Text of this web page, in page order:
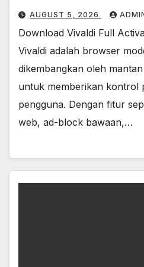
AUGUST 5, 2026
Download Vivaldi Full
Vivaldi adalah browser
dikembangkan oleh
untuk memberikan kontrol
pengguna. Dengan fitur
web, ad-block bawaan,…